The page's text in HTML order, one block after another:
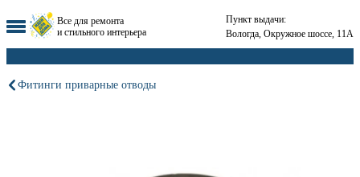
Все для ремонта
и стильного интерьера
Пункт выдачи:
Вологда, Окружное шоссе, 11А
Фитинги приварные отводы